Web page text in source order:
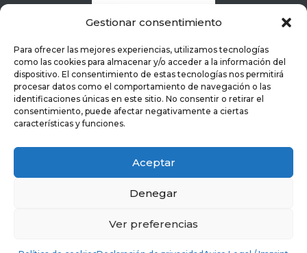
Gestionar consentimiento
Para ofrecer las mejores experiencias, utilizamos tecnologías
como las cookies para almacenar y/o acceder a la información del
dispositivo. El consentimiento de estas tecnologías nos permitirá
procesar datos como el comportamiento de navegación o las
identificaciones únicas en este sitio. No consentir o retirar el
consentimiento, puede afectar negativamente a ciertas
características y funciones.
Aceptar
Denegar
Ver preferencias